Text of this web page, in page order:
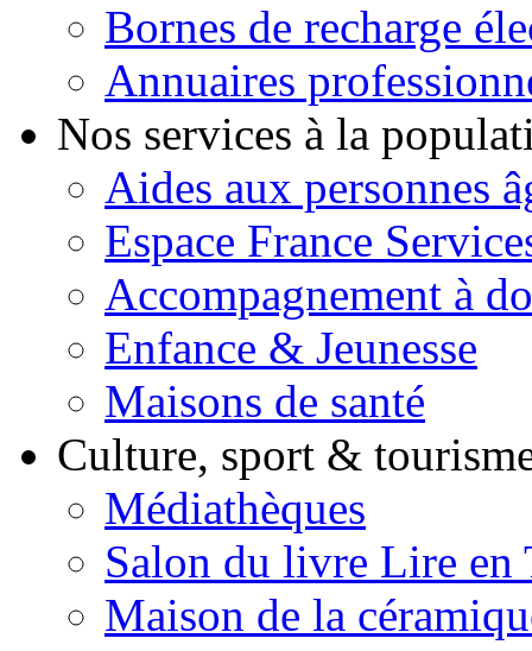
Bornes de recharge
Annuaires
Nos services à la
Aides aux personnes
Espace France
Accompagnement à
Enfance & Jeunesse
Maisons de santé
Culture, sport &
Médiathèques
Salon du livre Lire en
Maison de la